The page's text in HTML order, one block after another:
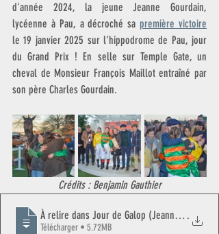
d'année 2024, la jeune Jeanne Gourdain,
lycéenne à Pau, a décroché sa première victoire
le 19 janvier 2025 sur l’hippodrome de Pau, jour
du Grand Prix ! En selle sur Temple Gate, un
cheval de Monsieur François Maillot entraîné par
son père Charles Gourdain.
Crédits : Benjamin Gauthier
À relire dans Jour de Galop (Jeanne Gourdain)
.
Télécharger • 5.72MB